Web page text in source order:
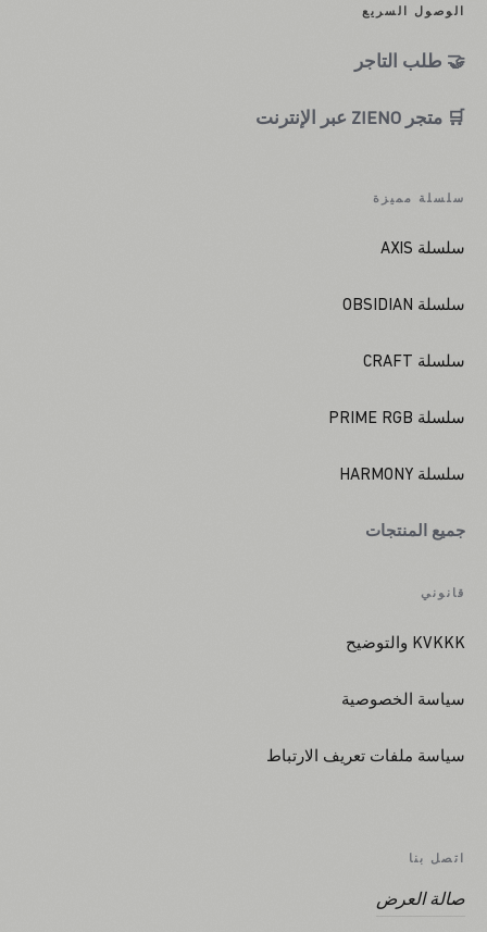
الوصول السريع
🤝 طلب التاجر
🛒 متجر ZIENO عبر الإنترنت
سلسلة مميزة
سلسلة AXIS
سلسلة OBSIDIAN
سلسلة CRAFT
سلسلة PRIME RGB
سلسلة HARMONY
جميع المنتجات
قانوني
KVKKK والتوضيح
سياسة الخصوصية
سياسة ملفات تعريف الارتباط
اتصل بنا
صالة العرض